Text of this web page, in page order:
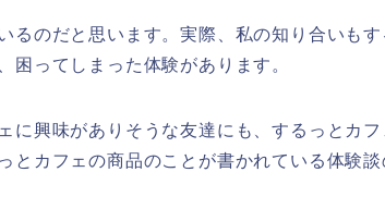
るのだと思います。実際、私の知り合いも
困ってしまった体験があります。
に興味がありそうな友達にも、するっとカ
とカフェの商品のことが書かれている体験